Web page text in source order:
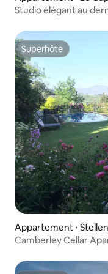
Studio élégant au
Superhôte
Superhôte
Appartement ⋅
Camberley Cellar